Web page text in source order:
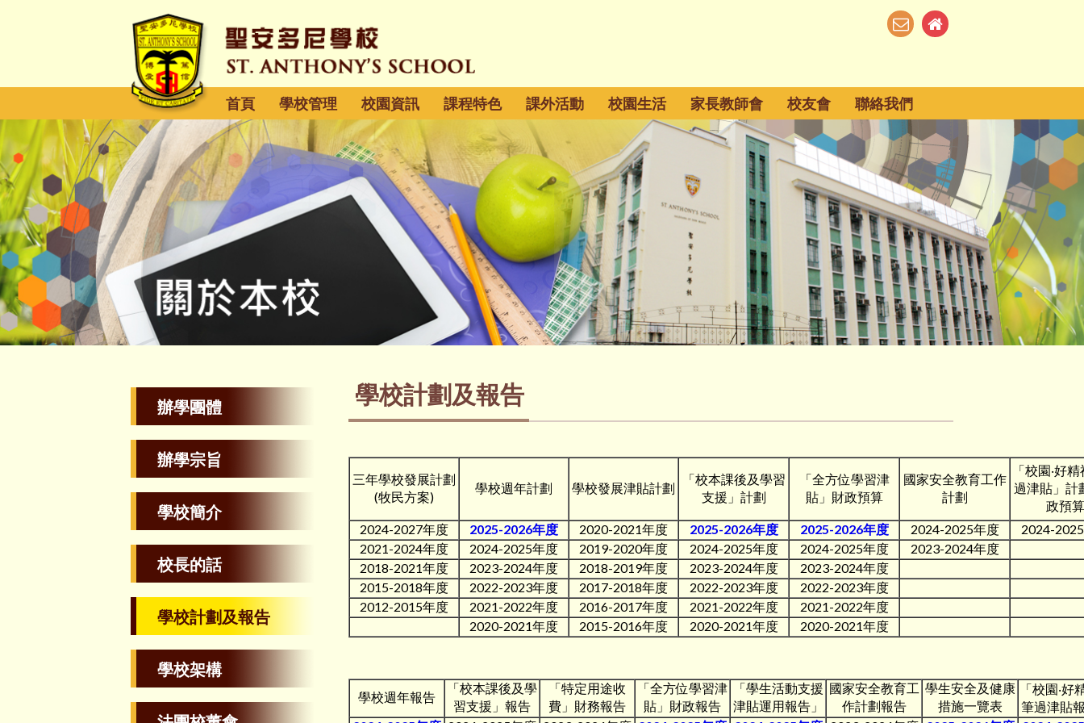
首頁 學校管理 校園資訊 課程特色 課外活動 校園生活 家長教師會 校友會 聯絡我們
辦學團體
辦學宗旨
學校簡介
校長的話
學校計劃及報告
學校架構
學校計劃及報告
三年學校發展計劃
(牧民方案)
學校週年計劃 學校發展津貼計劃
「校本課後及學習
支援」計劃
「全方位學習津
貼」財政預算
國家安全教育工作
計劃
「校園‧好
過津貼」計
政預算
2024-2027年度
2025-2026年度 2020-2021年度 2025-2026年度 2025-2026年度 2024-2025年度
2024-
2021-2024年度
2024-2025年度 2019-2020年度 2024-2025年度 2024-2025年度
2023-2024年度
2018-2021年度
2023-2024年度 2018-2019年度 2023-2024年度
2023-2024年度
2015-2018年度
2022-2023年度 2017-2018年度 2022-2023年度
2022-2023年度
2012-2015年度
2021-2022年度 2016-2017年度 2021-2022年度
2021-2022年度
2020-2021年度
2015-2016年度 2020-2021年度 2020-2021年度
學校週年報告
「校本課後及學
習支援」報告
「特定用途收
費」財務報告
「全方位學習津
貼」財政報告
「學生活動支援
津貼運用報告」
國家安全教育工
作計劃報告
學生安全及健康
措施一覽表
「校園‧好
筆過津貼